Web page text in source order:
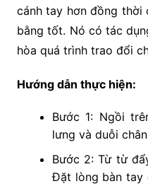
cánh tay hơn đồng thời
bằng tốt. Nó có tác
hòa quá trình trao đổi
Hướng dẫn thực hiện:
Bước 1: Ngồi
lưng và duỗi
Bước 2: Từ từ
Đặt lòng bàn tay